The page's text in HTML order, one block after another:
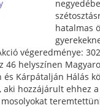
hatalmas
végeredménye:
46 helyszínen
és Kárpátalján Hálás
aki hozzájárult ehhez